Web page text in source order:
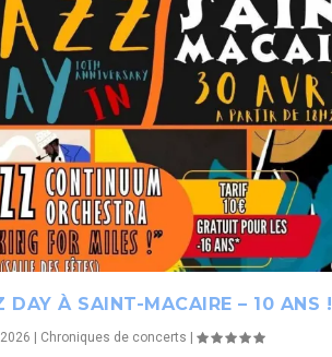
DAY À SAINT-MACAIRE – 10 ANS !
Chroniques de concerts